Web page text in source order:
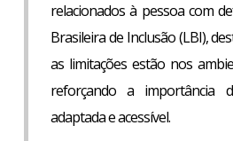
relacionados à pessoa com
Brasileira de Inclusão (LBI),
as limitações estão nos
reforçando a importância
adaptada e acessível.